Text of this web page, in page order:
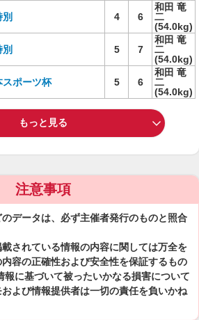
4 6
和田 竜
二
(54.0kg)
5 7
和田 竜
二
(54.0kg)
スポーツ杯 5 6
和田 竜
二
(54.0kg)
もっと見る
注意事項
データは、必ず主催者発行のものと照合
されている情報の内容に関しては万全を
容の正確性および安全性を保証するもの
報に基づいて被ったいかなる損害について
よび情報提供者は一切の責任を負いかね